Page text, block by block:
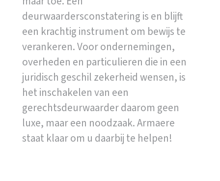
deurwaardersconstatering is en blijft
een krachtig instrument om bewijs te
verankeren. Voor ondernemingen,
overheden en particulieren die in een
juridisch geschil zekerheid wensen, is
het inschakelen van een
gerechtsdeurwaarder daarom geen
luxe, maar een noodzaak. Armaere
staat klaar om u daarbij te helpen!